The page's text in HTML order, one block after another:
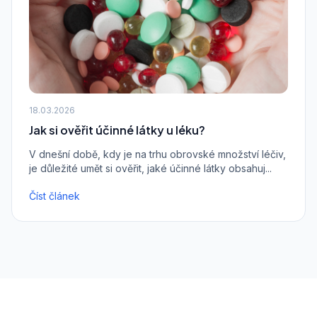
18.03.2026
Jak si ověřit účinné látky u léku?
V dnešní době, kdy je na trhu obrovské množství léčiv,
je důležité umět si ověřit, jaké účinné látky obsahuj...
Číst článek